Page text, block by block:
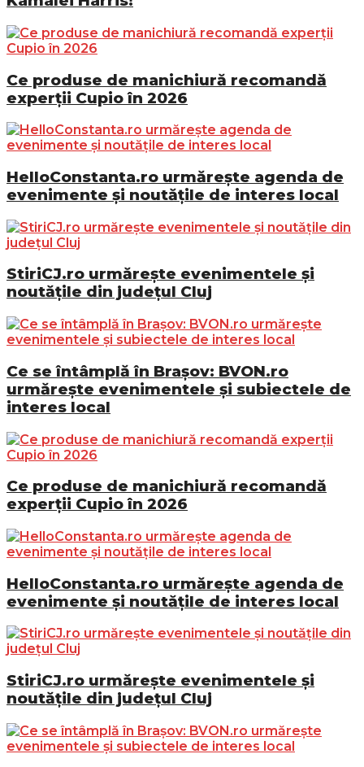
Ce produse de manichiură recomandă
experții Cupio în 2026
HelloConstanta.ro urmărește agenda de
evenimente și noutățile de interes local
StiriCJ.ro urmărește evenimentele și
noutățile din județul Cluj
Ce se întâmplă în Brașov: BVON.ro
urmărește evenimentele și subiectele de
interes local
Ce produse de manichiură recomandă
experții Cupio în 2026
HelloConstanta.ro urmărește agenda de
evenimente și noutățile de interes local
StiriCJ.ro urmărește evenimentele și
noutățile din județul Cluj